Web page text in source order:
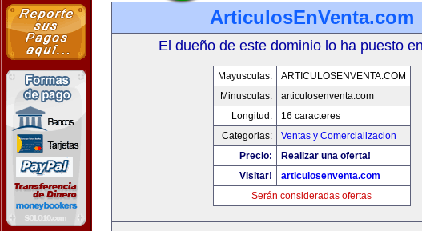
ArticulosEnVenta.com
El dueño de este dominio lo ha puesto
Mayusculas:
ARTICULOSENVENTA.COM
Minusculas:
articulosenventa.com
Longitud:
16 caracteres
Categorias:
Ventas y Comercializacion
Precio:
Realizar una oferta!
Visitar!
articulosenventa.com
Serán consideradas ofertas